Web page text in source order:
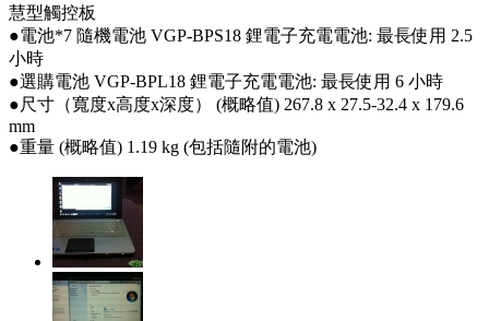
慧型觸控板
●電池*7 隨機電池 VGP-BPS18 鋰電子充電電池: 最長使用 2.5
小時
●選購電池 VGP-BPL18 鋰電子充電電池: 最長使用 6 小時
●尺寸（寬度x高度x深度） (概略值) 267.8 x 27.5-32.4 x 179.6
mm
●重量 (概略值) 1.19 kg (包括隨附的電池)